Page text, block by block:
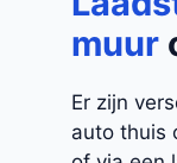
muur
Er zijn
auto thuis